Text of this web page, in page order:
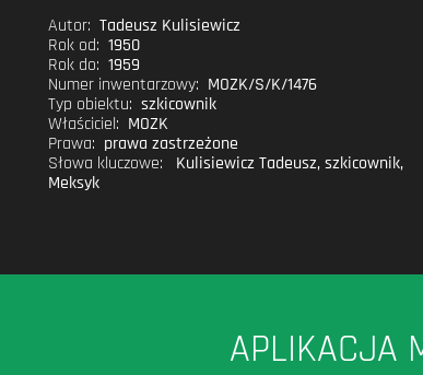
Autor: Tadeusz Kulisiewicz
Rok od: 1950
Rok do: 1959
Numer inwentarzowy: MOZK/S/K/1476
Typ obiektu: szkicownik
Właściciel: MOZK
Prawa: prawa zastrzeżone
Słowa kluczowe:
Kulisiewicz Tadeusz,szkicownik,
Meksyk
APLIKACJA